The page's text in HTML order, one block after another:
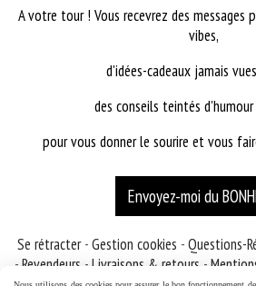
A votre tour ! Vous recevrez des messages
vibes,
d'idées-cadeaux jamais
des conseils teintés
pour vous donner le sourire et vous
Envoyez-moi du
Se rétracter Gestion cookies Questions-
Revendeurs Livraisons & retours